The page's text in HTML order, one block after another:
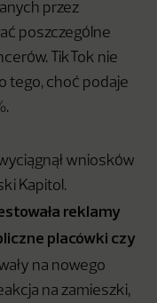
przez
poszczególne
TikTok nie
tego, choć podaje
wniosków
Kapitol.
reklamy
placówki czy
na nowego
na zamieszki,